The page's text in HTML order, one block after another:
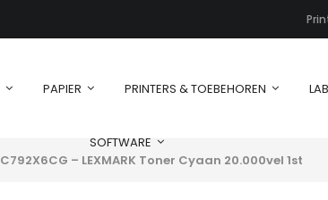
PAPIER PRINTERS & TOEBEHOREN
SOFTWARE
C792X6CG – LEXMARK Toner Cyaan 20.000vel 1st